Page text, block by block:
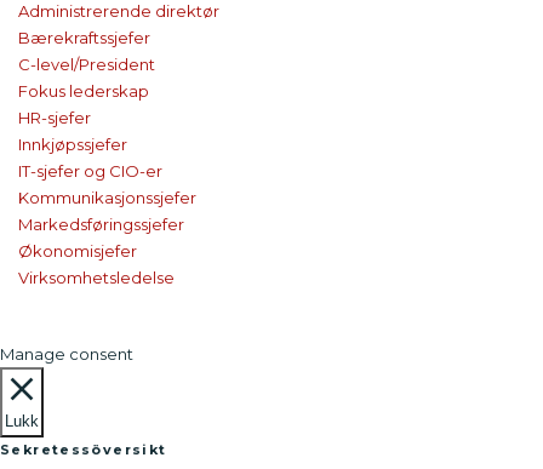
Administrerende direktør
Bærekraftssjefer
C-level/President
Fokus lederskap
HR-sjefer
Innkjøpssjefer
IT-sjefer og CIO-er
Kommunikasjonssjefer
Markedsføringssjefer
Økonomisjefer
Virksomhetsledelse
Manage consent
Lukk
Sekretessöversikt